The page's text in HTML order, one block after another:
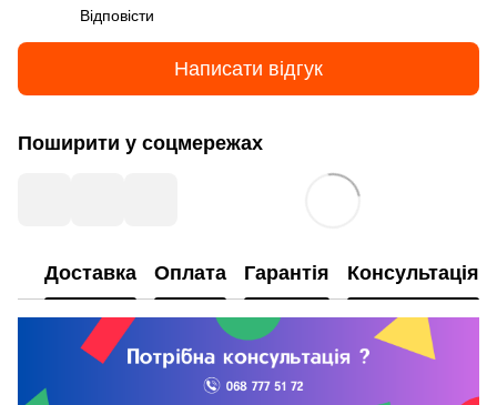
Відповісти
Написати відгук
Поширити у соцмережах
Доставка Оплата Гарантія Консультація